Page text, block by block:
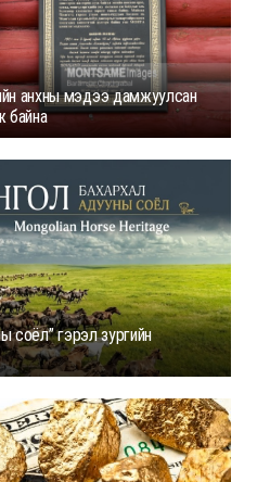
анхны мэдээ дамжуулсан
байна
соёл” гэрэл зургийн